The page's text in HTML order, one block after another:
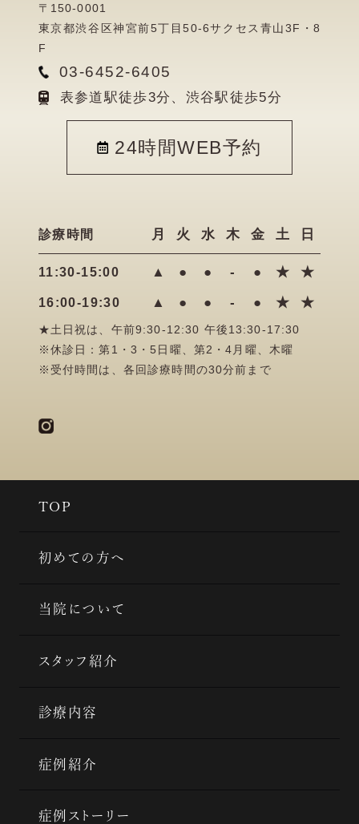
〒150-0001
東京都渋谷区神宮前5丁目50-6サクセス青山3F・8
F
03-6452-6405
表参道駅徒歩3分、渋谷駅徒歩5分
24時間WEB予約
診療時間 月 火 水 木 金 土 日
11:30-15:00 ▲ ● ● - ● ★ ★
16:00-19:30 ▲ ● ● - ● ★ ★
★土日祝は、午前9:30-12:30 午後13:30-17:30
※休診日：第1・3・5日曜、第2・4月曜、木曜
※受付時間は、各回診療時間の30分前まで
TOP
初めての方へ
当院について
スタッフ紹介
診療内容
症例紹介
症例ストーリー